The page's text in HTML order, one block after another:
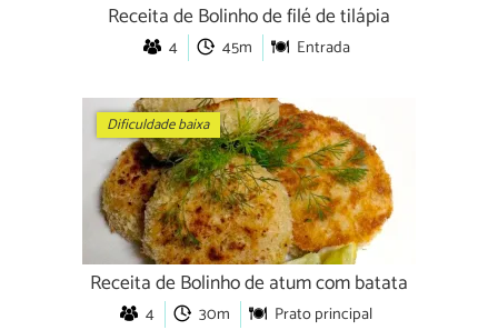
Receita de Bolinho de filé de tilápia
4 45m Entrada
Dificuldade baixa
Receita de Bolinho de atum com batata
4 30m Prato principal